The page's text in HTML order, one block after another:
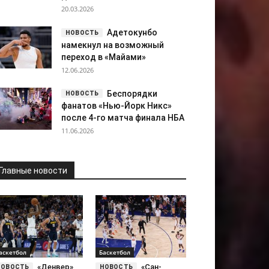
20.03.2026
Адетокунбо
намекнул на возможный
переход в «Майами»
12.06.2026
Беспорядки
фанатов «Нью-Йорк Никс»
после 4-го матча финала НБА
11.06.2026
новости
«Денвер»
Баскетбол
«Сан-